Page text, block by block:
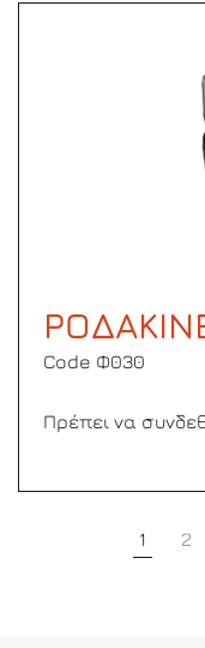
Code Φ030
Πρέπει να
1 2